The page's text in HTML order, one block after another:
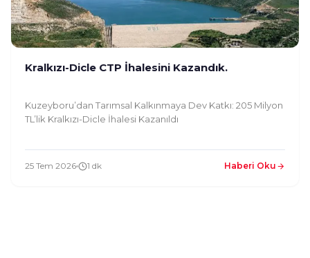
Kralkızı-Dicle CTP İhalesini Kazandık.
Kuzeyboru’dan Tarımsal Kalkınmaya Dev Katkı: 205 Milyon
TL’lik Kralkızı-Dicle İhalesi Kazanıldı
25 Tem 2026 1 dk Haberi Oku